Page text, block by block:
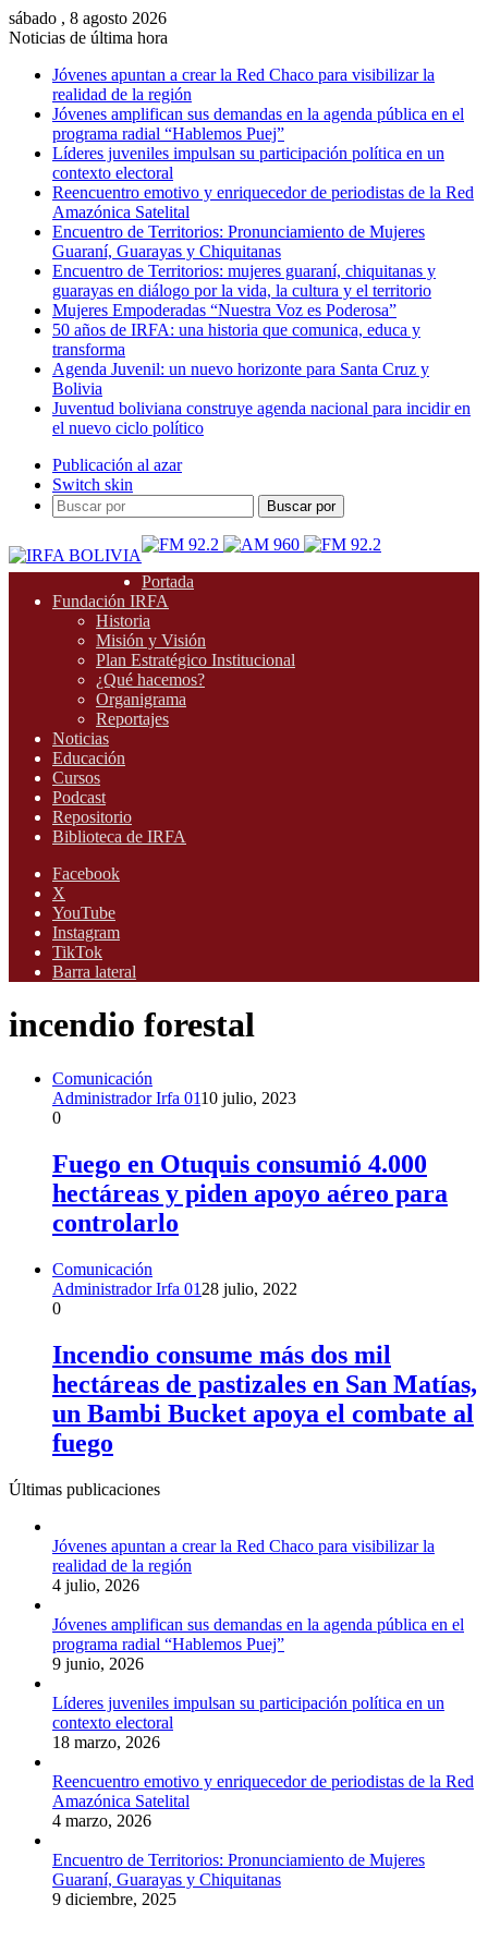
sábado , 8 agosto 2026
Noticias de última hora
Jóvenes apuntan a crear la Red Chaco para visibilizar la
realidad de la región
Jóvenes amplifican sus demandas en la agenda pública en el
programa radial “Hablemos Puej”
Líderes juveniles impulsan su participación política en un
contexto electoral
Reencuentro emotivo y enriquecedor de periodistas de la Red
Amazónica Satelital
Encuentro de Territorios: Pronunciamiento de Mujeres
Guaraní, Guarayas y Chiquitanas
Encuentro de Territorios: mujeres guaraní, chiquitanas y
guarayas en diálogo por la vida, la cultura y el territorio
Mujeres Empoderadas “Nuestra Voz es Poderosa”
50 años de IRFA: una historia que comunica, educa y
transforma
Agenda Juvenil: un nuevo horizonte para Santa Cruz y
Bolivia
Juventud boliviana construye agenda nacional para incidir en
el nuevo ciclo político
Publicación al azar
Switch skin
Buscar por
Portada
Fundación IRFA
Historia
Misión y Visión
Plan Estratégico Institucional
¿Qué hacemos?
Organigrama
Reportajes
Noticias
Educación
Cursos
Podcast
Repositorio
Biblioteca de IRFA
Facebook
X
YouTube
Instagram
TikTok
Barra lateral
incendio forestal
Comunicación
Administrador Irfa 0110 julio, 2023
0
Fuego en Otuquis consumió 4.000
hectáreas y piden apoyo aéreo para
controlarlo
Comunicación
Administrador Irfa 01 28 julio, 2022
0
Incendio consume más dos mil
hectáreas de pastizales en San Matías,
un Bambi Bucket apoya el combate al
fuego
Últimas publicaciones
Jóvenes apuntan a crear la Red Chaco para visibilizar la
realidad de la región
4 julio, 2026
Jóvenes amplifican sus demandas en la agenda pública en el
programa radial “Hablemos Puej”
9 junio, 2026
Líderes juveniles impulsan su participación política en un
contexto electoral
18 marzo, 2026
Reencuentro emotivo y enriquecedor de periodistas de la Red
Amazónica Satelital
4 marzo, 2026
Encuentro de Territorios: Pronunciamiento de Mujeres
Guaraní, Guarayas y Chiquitanas
9 diciembre, 2025